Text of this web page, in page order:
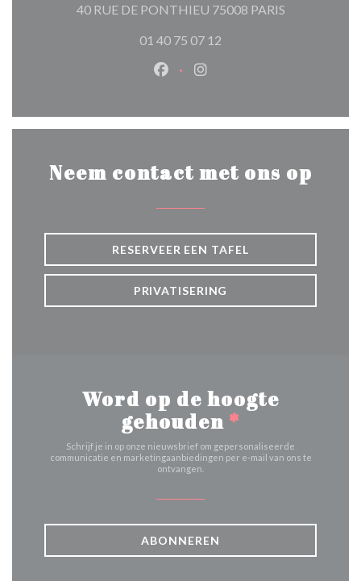
40 RUE DE PONTHIEU 75008 PARIS((opent in
01 40 75 07 12
Facebook ((opent in een nieuw
Instagram ((opent in een
Neem contact met ons op
RESERVEER EEN TAFEL
PRIVATISERING
Word op de hoogte
gehouden *
Schrijf je in op onze nieuwsbrief om gepersonaliseerde
communicatie en marketingaanbiedingen per e-mail van ons te
ontvangen.
ABONNEREN